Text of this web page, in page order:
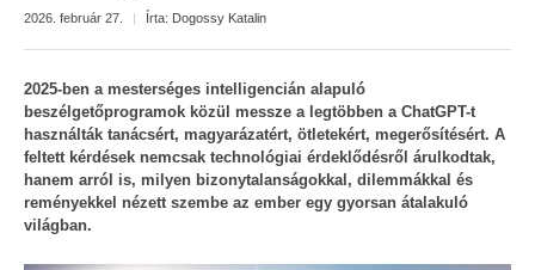
2026. február 27. | Írta: Dogossy Katalin
2025-ben a mesterséges intelligencián alapuló
beszélgetőprogramok közül messze a legtöbben a ChatGPT-t
használták tanácsért, magyarázatért, ötletekért, megerősítésért. A
feltett kérdések nemcsak technológiai érdeklődésről árulkodtak,
hanem arról is, milyen bizonytalanságokkal, dilemmákkal és
reményekkel nézett szembe az ember egy gyorsan átalakuló
világban.